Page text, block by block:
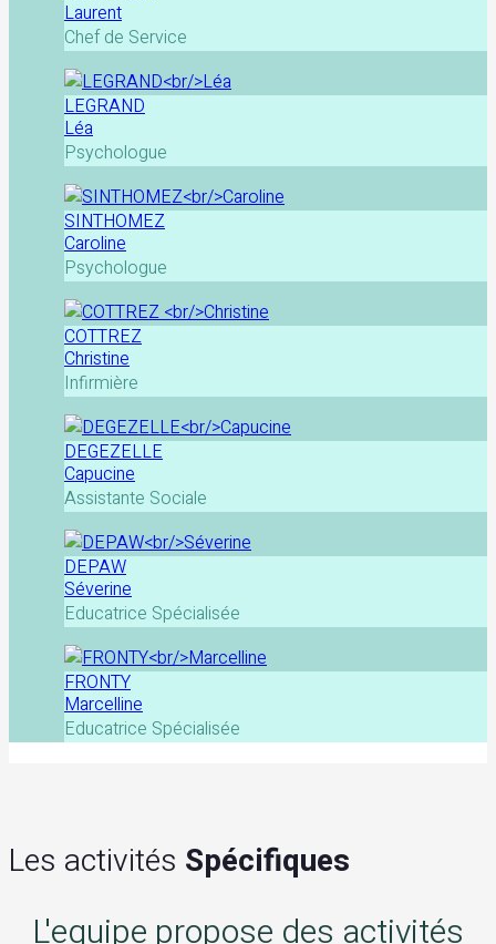
Laurent
Chef de Service
LEGRAND
Léa
Psychologue
SINTHOMEZ
Caroline
Psychologue
COTTREZ
Christine
Infirmière
DEGEZELLE
Capucine
Assistante Sociale
DEPAW
Séverine
Educatrice Spécialisée
FRONTY
Marcelline
Educatrice Spécialisée
Les activités Spécifiques
L'equipe propose des activités